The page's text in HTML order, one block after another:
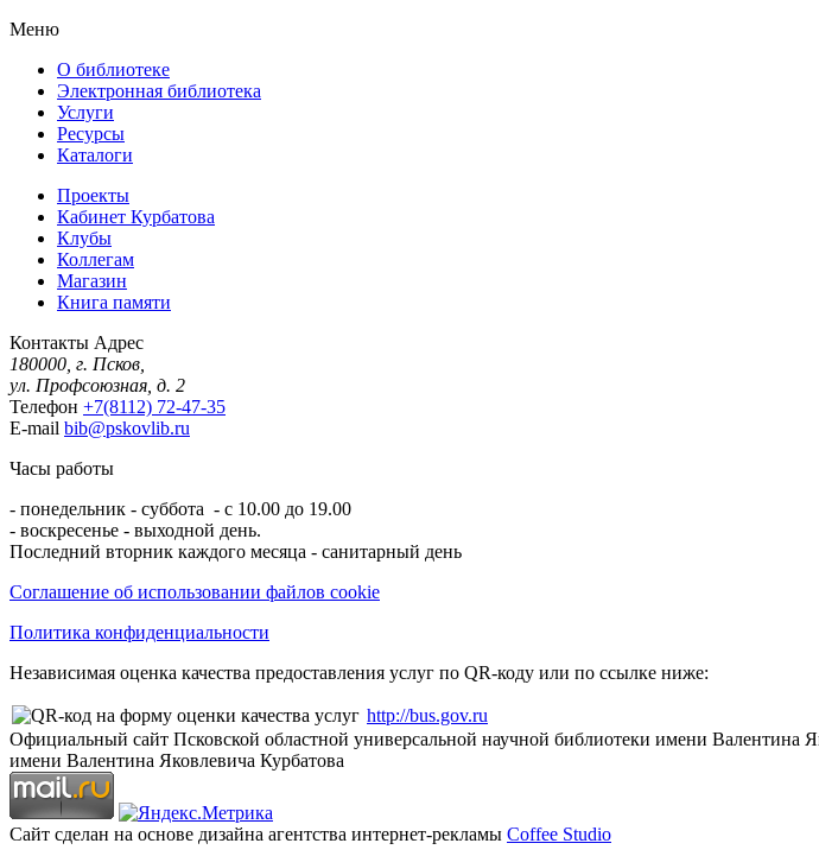
Меню
О библиотеке
Электронная библиотека
Услуги
Ресурсы
Каталоги
Проекты
Кабинет Курбатова
Клубы
Коллегам
Магазин
Книга памяти
Контакты Адрес
180000, г. Псков,
ул. Профсоюзная, д. 2
Телефон +7(8112) 72-47-35
E-mail bib@pskovlib.ru
Часы работы
- понедельник - суббота - с 10.00 до 19.00
- воскресенье - выходной день.
Последний вторник каждого месяца - санитарный день
Соглашение об использовании файлов cookie
Политика конфиденциальности
Независимая оценка качества предоставления услуг по QR-коду или по ссылке ниже:
http://bus.gov.ru
Официальный сайт Псковской областной универсальной научной библиотеки имени Валентина
имени Валентина Яковлевича Курбатова
Сайт сделан на основе дизайна агентства интернет-рекламы Coffee Studio